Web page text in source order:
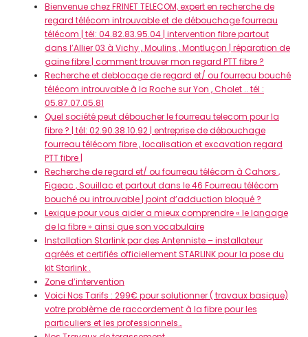
Bienvenue chez FRINET TELECOM, expert en recherche de
regard télécom introuvable et de débouchage fourreau
télécom | tél: 04.82.83.95.04 | intervention fibre partout
dans l’Allier 03 à Vichy , Moulins , Montluçon | réparation de
gaine fibre | comment trouver mon regard PTT fibre ?
Recherche et deblocage de regard et/ ou fourreau bouché
télécom introuvable à la Roche sur Yon , Cholet .. tél :
05.87.07.05.81
Quel société peut déboucher le fourreau telecom pour la
fibre ? | tél: 02.90.38.10.92 | entreprise de débouchage
fourreau télécom fibre , localisation et excavation regard
PTT fibre |
Recherche de regard et/ ou fourreau télécom à Cahors ,
Figeac , Souillac et partout dans le 46 Fourreau télécom
bouché ou introuvable | point d’adduction bloqué ?
Lexique pour vous aider a mieux comprendre « le langage
de la fibre » ainsi que son vocabulaire
Installation Starlink par des Antenniste – installateur
agréés et certifiés officiellement STARLINK pour la pose du
kit Starlink .
Zone d’intervention
Voici Nos Tarifs : 299€ pour solutionner ( travaux basique)
votre problème de raccordement à la fibre pour les
particuliers et les professionnels…